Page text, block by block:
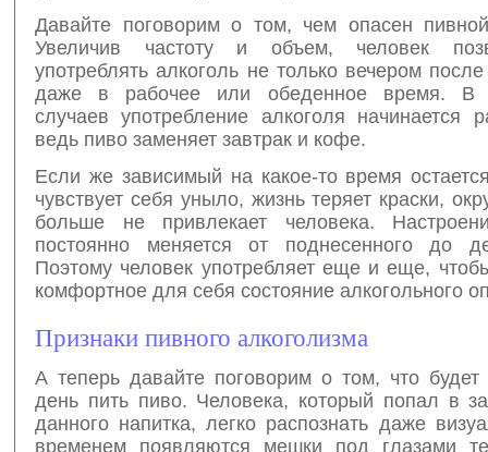
Давайте поговорим о том, чем опасен
Увеличив частоту и объем, человек
употреблять алкоголь не только вечером
даже в рабочее или обеденное время. В
случаев употребление алкоголя начинается
ведь пиво заменяет завтрак и кофе.
Если же зависимый на какое-то время
чувствует себя уныло, жизнь теряет краски,
больше не привлекает человека.
постоянно меняется от поднесенного до
Поэтому человек употребляет еще и еще,
комфортное для себя состояние алкогольного
Признаки пивного алкоголизма
А теперь давайте поговорим о том, что
день пить пиво. Человека, который попал в
данного напитка, легко распознать даже
временем появляются мешки под глазами